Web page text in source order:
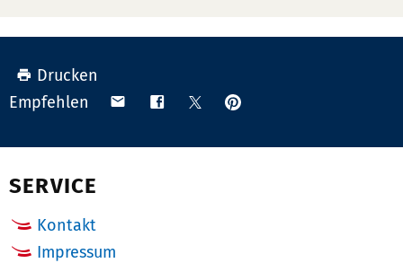
Drucken
Empfehlen
Teilen Teilen TeilenAnpinnen
SERVICE
Kontakt
Impressum